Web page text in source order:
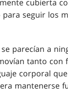
cubierta
para seguir los
se parecían a
tanto
corporal
mantenerse